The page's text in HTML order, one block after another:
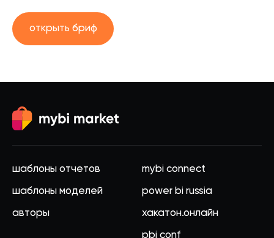
открыть бриф
шаблоны отчетов
шаблоны моделей
авторы
pbi conf
mybi connect
хакатон.онлайн
power bi russia